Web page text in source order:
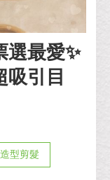
選最愛✨
引目
造型剪髮